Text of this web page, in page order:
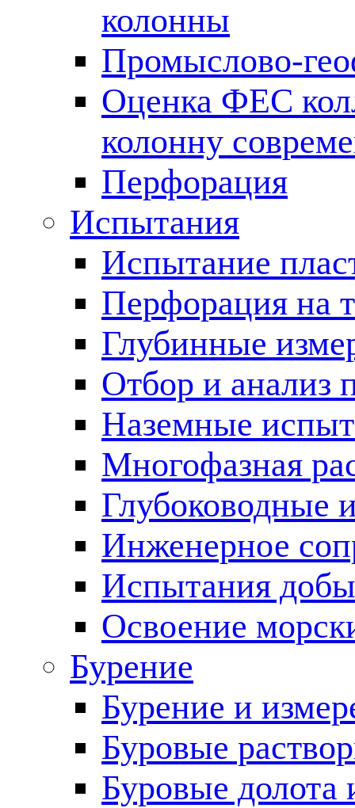
колонны
Промыслово-
Оценка ФЕС
колонну
Перфорация
Испытания
Испытание
Перфорация на
Глубинные
Отбор и анализ
Наземные
Многофазная
Глубоководные
Инженерное
Испытания
Освоение
Бурение
Бурение и
Буровые
Буровые долота